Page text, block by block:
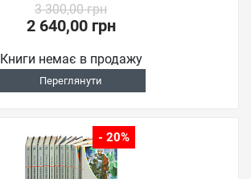
3 300,00 грн
2 640,00 грн
Книги немає в продажу
Переглянути
- 20%